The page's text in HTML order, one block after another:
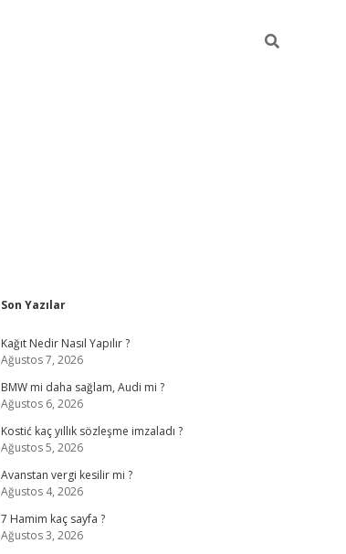
Sidebar
Son Yazılar
Kağıt Nedir Nasıl Yapılır ?
Ağustos 7, 2026
BMW mi daha sağlam, Audi mi ?
Ağustos 6, 2026
Kostić kaç yıllık sözleşme imzaladı ?
Ağustos 5, 2026
Avanstan vergi kesilir mi ?
Ağustos 4, 2026
7 Hamim kaç sayfa ?
Ağustos 3, 2026